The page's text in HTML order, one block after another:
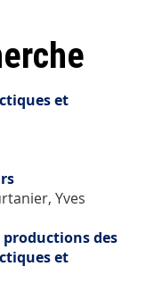
et
Yves
productions des
et